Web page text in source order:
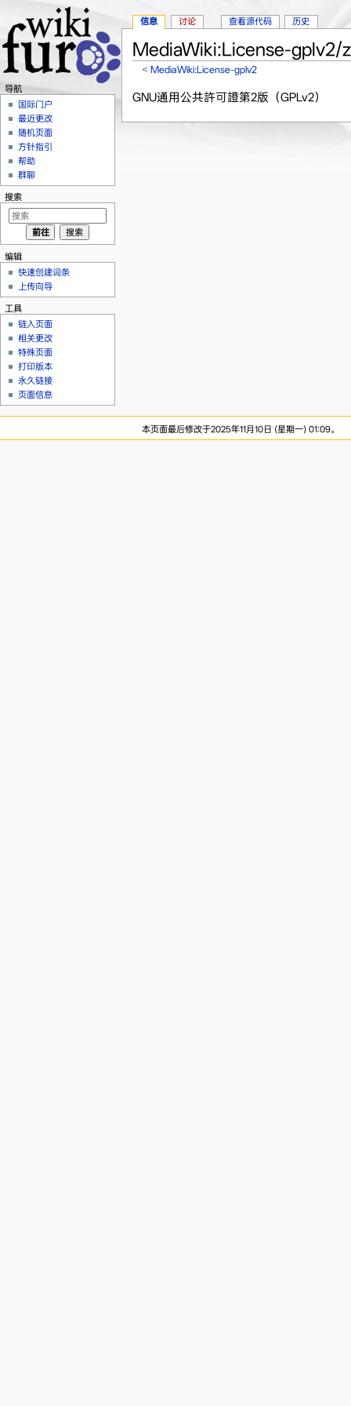
MediaWiki:License-gplv2/
<MediaWiki:License-gplv2
GNU通用公共許可證第2版（GPLv2）
信息 讨论 查看源代码 历史
导航
国际门户
最近更改
随机页面
方针指引
帮助
群聊
搜索
编辑
快速创建词条
上传向导
工具
链入页面
相关更改
特殊页面
打印版本
永久链接
页面信息
本页面最后修改于2025年11月10日 (星期一) 01:09。